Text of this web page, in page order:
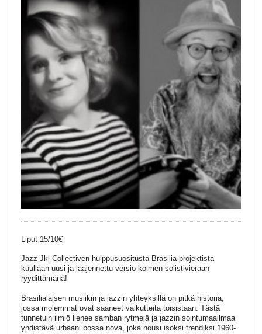
Liput 15/10€
Jazz Jkl Collectiven huippusuositusta Brasilia-projektista
kuullaan uusi ja laajennettu versio kolmen solistivieraan
ryydittämänä!
Brasilialaisen musiikin ja jazzin yhteyksillä on pitkä historia,
jossa molemmat ovat saaneet vaikutteita toisistaan. Tästä
tunnetuin ilmiö lienee samban rytmejä ja jazzin sointumaailmaa
yhdistävä urbaani bossa nova, joka nousi isoksi trendiksi 1960-